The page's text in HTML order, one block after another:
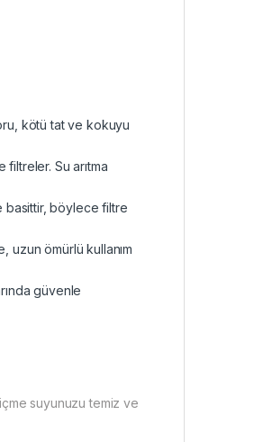
kötü tat ve kokuyu
Su arıtma
basittir, böylece filtre
uzun ömürlü kullanım
güvenle
suyunuzu temiz ve